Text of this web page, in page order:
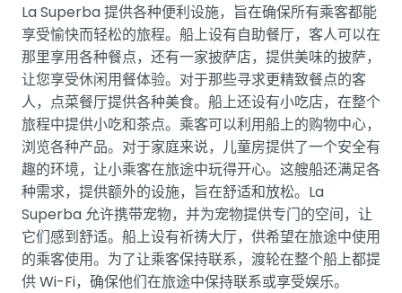
La Superba 提供各种便利设施，旨在确保所有乘客都能
享受愉快而轻松的旅程。船上设有自助餐厅，客人可以在
那里享用各种餐点，还有一家披萨店，提供美味的披萨，
让您享受休闲用餐体验。对于那些寻求更精致餐点的客
人，点菜餐厅提供各种美食。船上还设有小吃店，在整个
旅程中提供小吃和茶点。乘客可以利用船上的购物中心，
浏览各种产品。对于家庭来说，儿童房提供了一个安全有
趣的环境，让小乘客在旅途中玩得开心。这艘船还满足各
种需求，提供额外的设施，旨在舒适和放松。La
Superba 允许携带宠物，并为宠物提供专门的空间，让
它们感到舒适。船上设有祈祷大厅，供希望在旅途中使用
的乘客使用。为了让乘客保持联系，渡轮在整个船上都提
供 Wi-Fi，确保他们在旅途中保持联系或享受娱乐。